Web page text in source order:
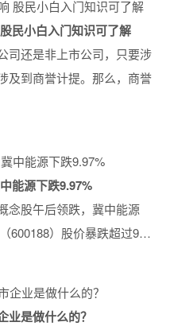
民小白入门知识可了解
司还是非上市公司，只要涉
及到商誉计提。那么，商誉
能源下跌9.97%
念股午后领跌，冀中能源
600188）股价暴跌超过9…
业是做什么的？